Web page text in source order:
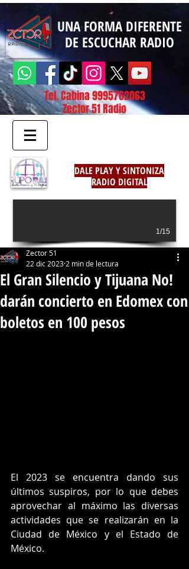
UNA FORMA DIFERENTE
DE ESCUCHAR RADIO
Tel. Cabina9995762063
Zector 51 Radio
DALE PLAY Y SINTONIZA
RADIO DIGITAL
1/15
El Gran Silencio y Tijuana No!
darán concierto en Edomex con
boletos en 100 pesos
Zector 51
22 dic 2023 2 min de lectura
El 2023 se encuentra dando sus
últimos suspiros, por lo que debes
aprovechar al máximo las diversas
actividades que se realizarán en la
Ciudad de México y el Estado de
México.